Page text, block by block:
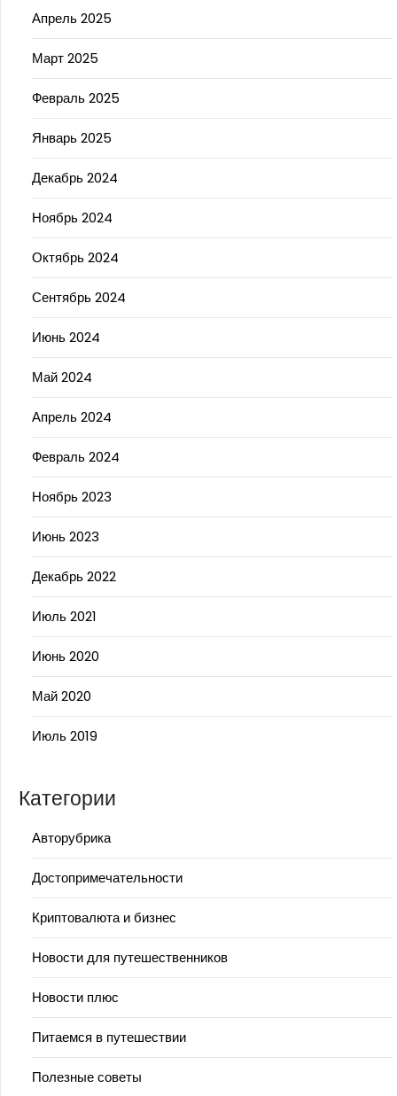
Апрель 2025
Март 2025
Февраль 2025
Январь 2025
Декабрь 2024
Ноябрь 2024
Октябрь 2024
Сентябрь 2024
Июнь 2024
Май 2024
Апрель 2024
Февраль 2024
Ноябрь 2023
Июнь 2023
Декабрь 2022
Июль 2021
Июнь 2020
Май 2020
Июль 2019
Категории
Авторубрика
Достопримечательности
Криптовалюта и бизнес
Новости для путешественников
Новости плюс
Питаемся в путешествии
Полезные советы